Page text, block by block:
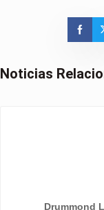
Noticias
Drummond